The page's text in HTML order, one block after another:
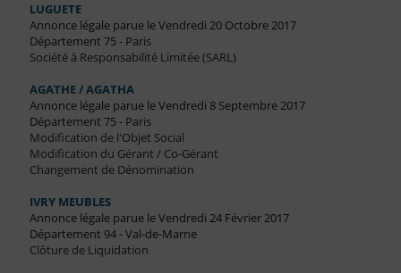
LUGUETE
Annonce légale parue le Vendredi 20 Octobre 2017
Département 75 - Paris
Société à Responsabilité Limitée (SARL)
AGATHE / AGATHA
Annonce légale parue le Vendredi 8 Septembre 2017
Département 75 - Paris
Modification de l'Objet Social
Modification du Gérant / Co-Gérant
Changement de Dénomination
IVRY MEUBLES
Annonce légale parue le Vendredi 24 Février 2017
Département 94 - Val-de-Marne
Clôture de Liquidation